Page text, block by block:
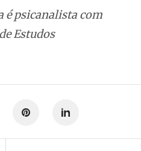
é psicanalista com
Estudos